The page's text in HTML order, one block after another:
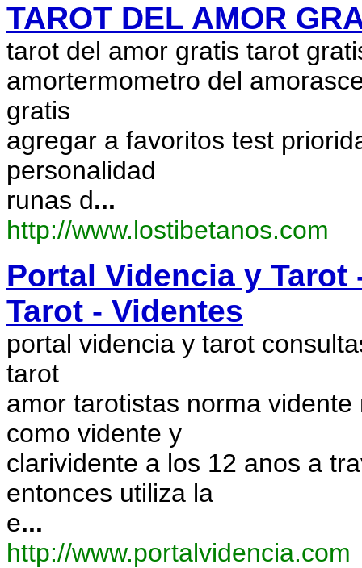
TAROT DEL AMOR
tarot del amor gratis tarot
amortermometro del
gratis
agregar a favoritos test
personalidad
runas d...
http://www.lostibetanos.com
Portal Videncia y Tarot
Tarot - Videntes
portal videncia y tarot
tarot
amor tarotistas norma
como vidente y
clarividente a los 12 anos a
entonces utiliza la
e...
http://www.portalvidencia.com